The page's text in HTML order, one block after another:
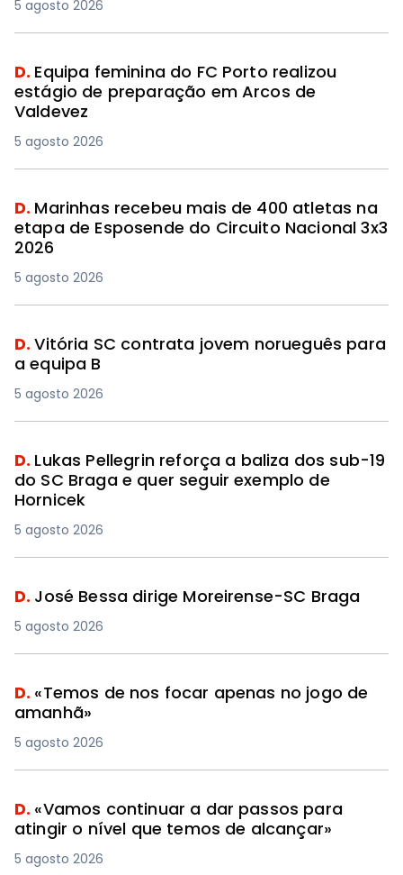
5 agosto 2026
D. Equipa feminina do FC Porto realizou
estágio de preparação em Arcos de
Valdevez
5 agosto 2026
D. Marinhas recebeu mais de 400 atletas na
etapa de Esposende do Circuito Nacional 3x3
2026
5 agosto 2026
D.Vitória SC contrata jovem norueguês para
a equipa B
5 agosto 2026
D. Lukas Pellegrin reforça a baliza dos sub-19
do SC Braga e quer seguir exemplo de
Hornicek
5 agosto 2026
D. José Bessa dirige Moreirense-SC Braga
5 agosto 2026
D. «Temos de nos focar apenas no jogo de
amanhã»
5 agosto 2026
D. «Vamos continuar a dar passos para
atingir o nível que temos de alcançar»
5 agosto 2026